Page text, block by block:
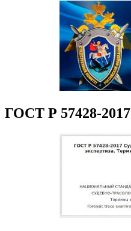
ГОСТ Р 57428-2017